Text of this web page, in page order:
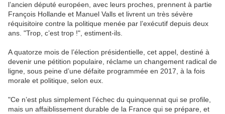
l’ancien député européen, avec leurs proches, prennent à partie
François Hollande et Manuel Valls et livrent un très sévère
réquisitoire contre la politique menée par l’exécutif depuis deux
ans. "Trop, c’est trop !", estiment-ils.
A quatorze mois de l’élection présidentielle, cet appel, destiné à
devenir une pétition populaire, réclame un changement radical de
ligne, sous peine d’une défaite programmée en 2017, à la fois
morale et politique, selon eux.
"Ce n’est plus simplement l’échec du quinquennat qui se profile,
mais un affaiblissement durable de la France qui se prépare, et